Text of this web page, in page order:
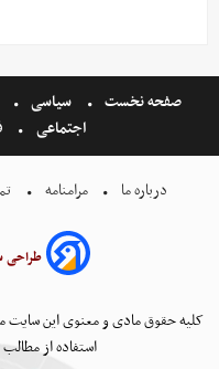
صفحه نخست سیاسی
اجتماعی
درباره ما مرامنامه
طراحی
کلیه حقوق مادی و معنوی این سایت
استفاده از